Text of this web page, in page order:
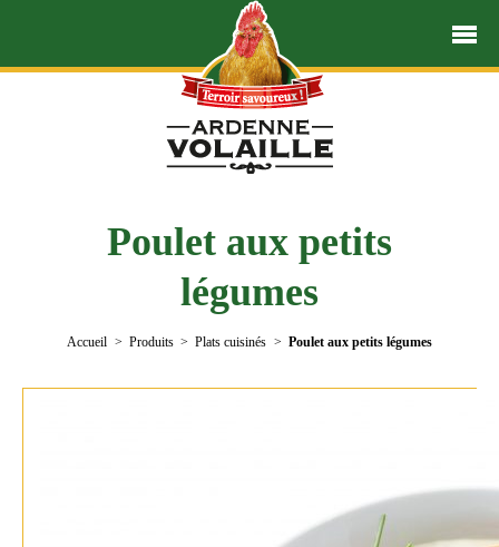
Poulet aux petits
légumes
Accueil Produits Plats cuisinés Poulet aux petits légumes